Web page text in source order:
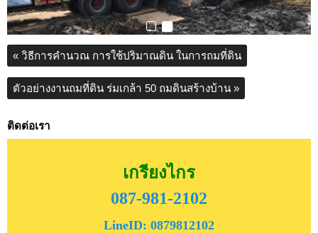
« วิธีการคำนวณ การใช้ปริมาณดิน ในการถมที่ดิน
ตัวอย่างงานถมที่ดิน ร่มเกล้า 50 ถมดินสร้างบ้าน »
ติดต่อเรา
เกรียงไกร
087-981-2102
LineID: 0879812102